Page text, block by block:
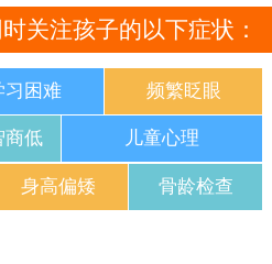
关注孩子的以下症状：
习困难 频繁眨眼
商低 儿童心理
身高偏矮 骨龄检查